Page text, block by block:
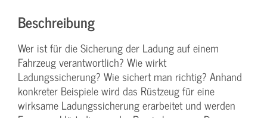
Beschreibung
Wer ist für die Sicherung der Ladung auf einem
Fahrzeug verantwortlich? Wie wirkt
Ladungssicherung? Wie sichert man richtig? Anhand
konkreter Beispiele wird das Rüstzeug für eine
wirksame Ladungssicherung erarbeitet und werden